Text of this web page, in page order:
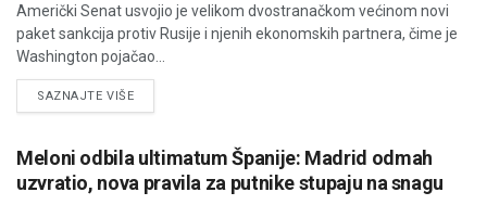
Američki Senat usvojio je velikom dvostranačkom većinom novi
paket sankcija protiv Rusije i njenih ekonomskih partnera, čime je
Washington pojačao...
SAZNAJTE VIŠEDETAILS
Meloni odbila ultimatum Španije: Madrid odmah
uzvratio, nova pravila za putnike stupaju na snagu